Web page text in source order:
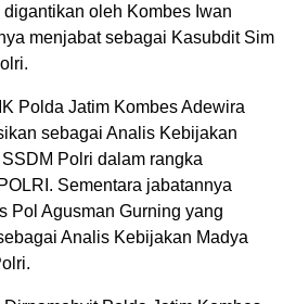
oleh Kombes Iwan
menjabat sebagai Kasubdit Sim
Polda Jatim Kombes Adewira
sebagai Analis Kebijakan
Polri dalam rangka
Sementara jabatannya
Pol Agusman Gurning yang
Analis Kebijakan Madya